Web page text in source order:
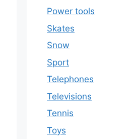
Power tools
Skates
Snow
Sport
Telephones
Televisions
Tennis
Toys